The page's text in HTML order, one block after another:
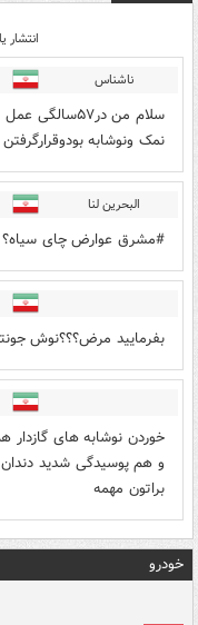
انتشار
ناشناس
سلام من
نمک ونوشابه
البحرین لنا
#مشرق عوارض چای سیاه؟
بفرمایید مرض؟؟؟نوش
خوردن نوشابه های
و هم پوسیدگی شدید
براتون مهمه
خودرو